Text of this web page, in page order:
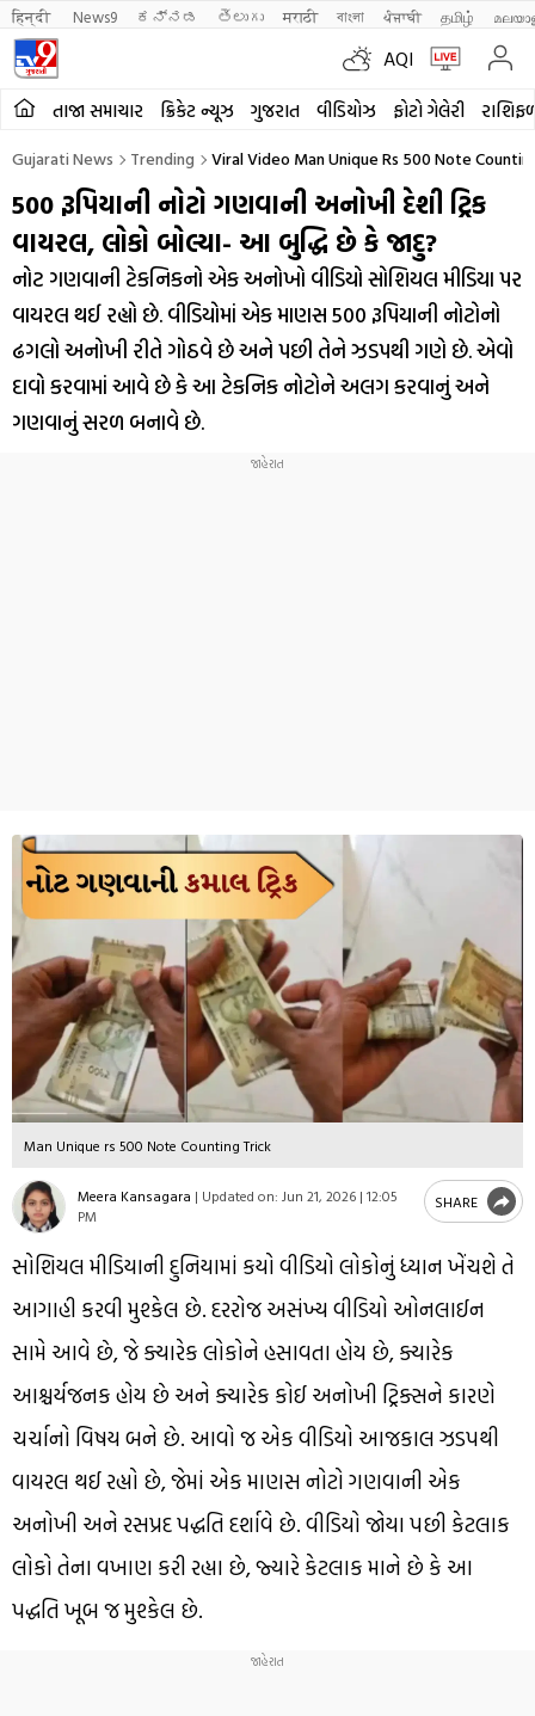
हिन्दी News9 ಕನ್ನಡ తెలుగు मराठी বাংলা ਪੰਜਾਬੀ தமிழ்
AQI
તાજા સમાચાર ક્રિકેટ ન્યૂઝ ગુજરાત વીડિયોઝ ફોટો ગેલેરી
Gujarati News Trending Viral Video Man Unique Rs 500 Note
500 રૂપિયાની નોટો ગણવાની અનોખી દેશી ટ્રિક
વાયરલ, લોકો બોલ્યા- આ બુદ્ધિ છે કે જાદુ?
નોટ ગણવાની ટેકનિકનો એક અનોખો વીડિયો સોશિયલ મીડિયા પર
વાયરલ થઈ રહ્યો છે. વીડિયોમાં એક માણસ 500 રૂપિયાની નોટોનો
ઢગલો અનોખી રીતે ગોઠવે છે અને પછી તેને ઝડપથી ગણે છે. એવો
દાવો કરવામાં આવે છે કે આ ટેકનિક નોટોને અલગ કરવાનું અને
ગણવાનું સરળ બનાવે છે.
Man Unique rs 500 Note Counting Trick
Meera Kansagara | Updated on: Jun 21, 2026 | 12:05
PM
SHARE
સોશિયલ મીડિયાની દુનિયામાં કયો વીડિયો લોકોનું ધ્યાન ખેંચશે તે
આગાહી કરવી મુશ્કેલ છે. દરરોજ અસંખ્ય વીડિયો ઓનલાઈન
સામે આવે છે, જે ક્યારેક લોકોને હસાવતા હોય છે, ક્યારેક
આશ્ચર્યજનક હોય છે અને ક્યારેક કોઈ અનોખી ટ્રિક્સને કારણે
ચર્ચાનો વિષય બને છે. આવો જ એક વીડિયો આજકાલ ઝડપથી
વાયરલ થઈ રહ્યો છે, જેમાં એક માણસ નોટો ગણવાની એક
અનોખી અને રસપ્રદ પદ્ધતિ દર્શાવે છે. વીડિયો જોયા પછી કેટલાક
લોકો તેના વખાણ કરી રહ્યા છે, જ્યારે કેટલાક માને છે કે આ
પદ્ધતિ ખૂબ જ મુશ્કેલ છે.